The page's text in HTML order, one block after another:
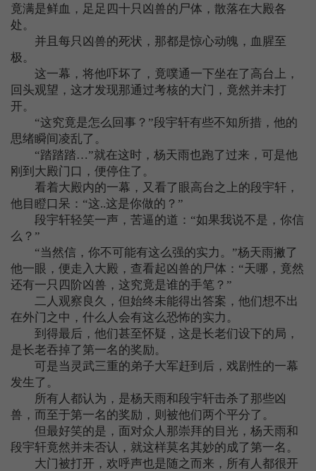
竟满是鲜血，足足四十只凶兽的尸体，散落在大殿各
处。
并且每只凶兽的死状，那都是惊心动魄，血腥至
极。
这一幕，将他吓坏了，竟噗通一下坐在了高台上，
回头观望，这才发现那通过考核的大门，竟然并未打
开。
“这究竟是怎么回事？”段宇轩有些不知所措，他的
思绪瞬间凌乱了。
“踏踏踏…”就在这时，杨天雨也跑了过来，可是他
刚到大殿门口，便停住了。
看着大殿内的一幕，又看了眼高台之上的段宇轩，
他目瞪口呆：“这..这是你做的？”
段宇轩轻笑一声，苦逼的道：“如果我说不是，你信
么？”
“当然信，你不可能有这么强的实力。”杨天雨撇了
他一眼，便走入大殿，查看起凶兽的尸体：“天哪，竟然
还有一只四阶凶兽，这究竟是谁的手笔？”
二人观察良久，但始终未能得出答案，他们想不出
在外门之中，什么人会有这么恐怖的实力。
到得最后，他们甚至怀疑，这是长老们设下的局，
是长老吞掉了第一名的奖励。
可是当灵武三重的弟子大军赶到后，戏剧性的一幕
发生了。
所有人都认为，是杨天雨和段宇轩击杀了那些凶
兽，而至于第一名的奖励，则被他们两个平分了。
但最好笑的是，面对众人那崇拜的目光，杨天雨和
段宇轩竟然并未否认，就这样莫名其妙的成了第一名。
大门被打开，欢呼声也是随之而来，所有人都很开